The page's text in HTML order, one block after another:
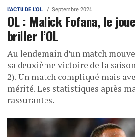
L'ACTU DE L'OL Septembre 2024
OL : Malick Fofana, le
briller l’OL
Au lendemain d’un match
sa deuxième victoire de la
2). Un match compliqué mais
mérité. Les statistiques après
rassurantes.